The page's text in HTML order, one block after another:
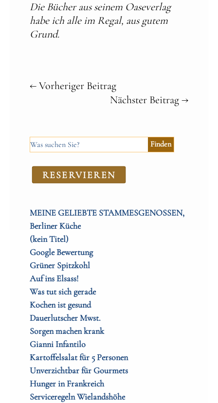
Die Bücher aus seinem Oaseverlag
habe ich alle im Regal, aus gutem
Grund.
←Vorheriger Beitrag
Nächster Beitrag→
RE­SER­VIEREN
MEINE GELIEBTE STAMMESGENOSSEN,
Berliner Küche
(kein Titel)
Google Bewertung
Grüner Spitzkohl
Auf ins Elsass!
Was tut sich gerade
Kochen ist gesund
Dauerlutscher Mwst.
Sorgen machen krank
Gianni Infantilo
Kartoffelsalat für 5 Personen
Unverzichtbar für Gourmets
Hunger in Frankreich
Serviceregeln Wielandshöhe